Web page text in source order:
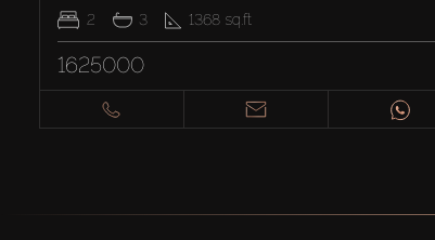
2
3 1368 sq.ft
1625000